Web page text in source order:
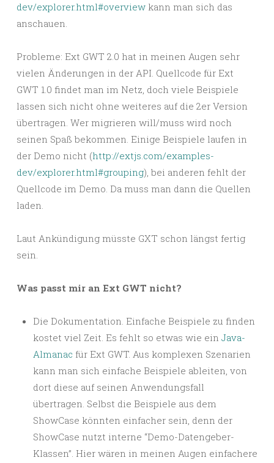
dev/explorer.html#overview kann man sich das
anschauen.
Probleme: Ext GWT 2.0 hat in meinen Augen sehr
vielen Änderungen in der API. Quellcode für Ext
GWT 1.0 findet man im Netz, doch viele Beispiele
lassen sich nicht ohne weiteres auf die 2er Version
übertragen. Wer migrieren will/muss wird noch
seinen Spaß bekommen. Einige Beispiele laufen in
der Demo nicht (http://extjs.com/examples-
dev/explorer.html#grouping), bei anderen fehlt der
Quellcode im Demo. Da muss man dann die Quellen
laden.
Laut Ankündigung müsste GXT schon längst fertig
sein.
Was passt mir an Ext GWT nicht?
Die Dokumentation. Einfache Beispiele zu finden
kostet viel Zeit. Es fehlt so etwas wie ein Java-
Almanac für Ext GWT. Aus komplexen Szenarien
kann man sich einfache Beispiele ableiten, von
dort diese auf seinen Anwendungsfall
übertragen. Selbst die Beispiele aus dem
ShowCase könnten einfacher sein, denn der
ShowCase nutzt interne “Demo-Datengeber-
Klassen”. Hier wären in meinen Augen einfachere